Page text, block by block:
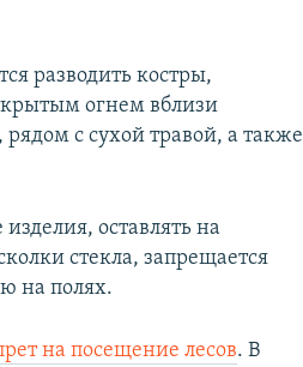
разводить костры,
огнем вблизи
с сухой травой, а также
оставлять на
стекла, запрещается
на полях.
на посещение лесов. В